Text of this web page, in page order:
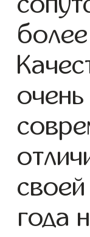
года